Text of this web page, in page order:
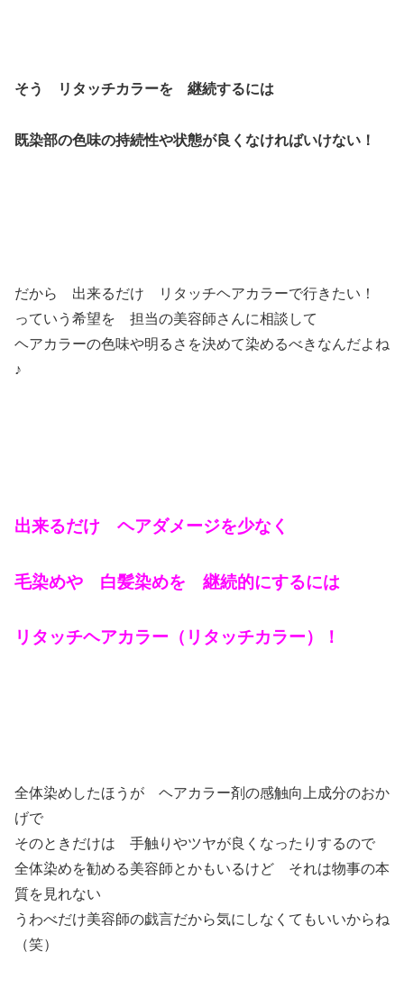
そう リタッチカラーを 継続するには
既染部の色味の持続性や状態が良くなければいけない！
だから 出来るだけ リタッチヘアカラーで行きたい！
っていう希望を 担当の美容師さんに相談して
ヘアカラーの色味や明るさを決めて染めるべきなんだよね
♪
出来るだけ ヘアダメージを少なく
毛染めや 白髪染めを 継続的にするには
リタッチヘアカラー（リタッチカラー）！
全体染めしたほうが ヘアカラー剤の感触向上成分のおか
げで
そのときだけは 手触りやツヤが良くなったりするので
全体染めを勧める美容師とかもいるけど それは物事の本
質を見れない
うわべだけ美容師の戯言だから気にしなくてもいいからね
（笑）